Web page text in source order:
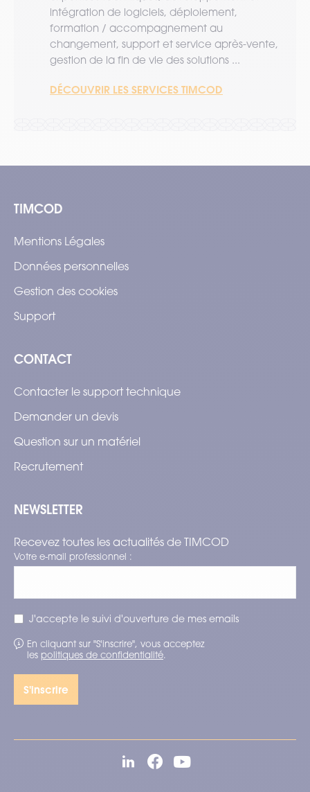
intégration de logiciels, déploiement,
formation / accompagnement au
changement, support et service après-vente,
gestion de la fin de vie des solutions ...
DÉCOUVRIR LES SERVICES TIMCOD
TIMCOD
Mentions Légales
Données personnelles
Gestion des cookies
Support
CONTACT
Contacter le support technique
Demander un devis
Question sur un matériel
Recrutement
NEWSLETTER
Recevez toutes les actualités de TIMCOD
Votre e-mail professionnel :
J'accepte le suivi d'ouverture de mes emails
En cliquant sur "S'inscrire", vous acceptez
les politiques de confidentialité.